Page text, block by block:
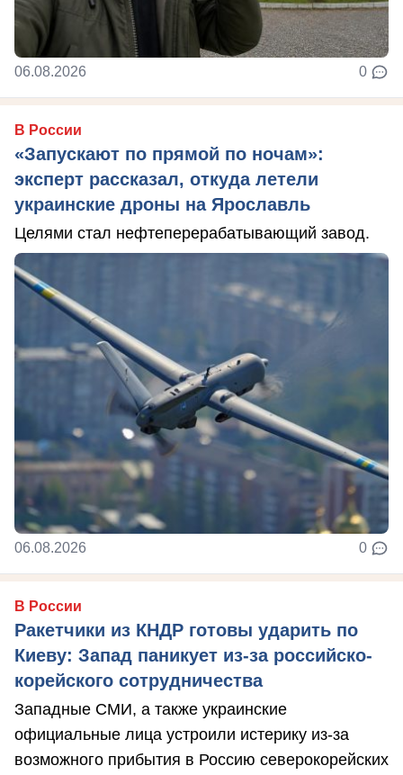
06.08.2026 0
В России
«Запускают по прямой по ночам»:
эксперт рассказал, откуда летели
украинские дроны на Ярославль
Целями стал нефтеперерабатывающий завод.
06.08.2026 0
В России
Ракетчики из КНДР готовы ударить по
Киеву: Запад паникует из-за российско-
корейского сотрудничества
Западные СМИ, а также украинские
официальные лица устроили истерику из-за
возможного прибытия в Россию северокорейских